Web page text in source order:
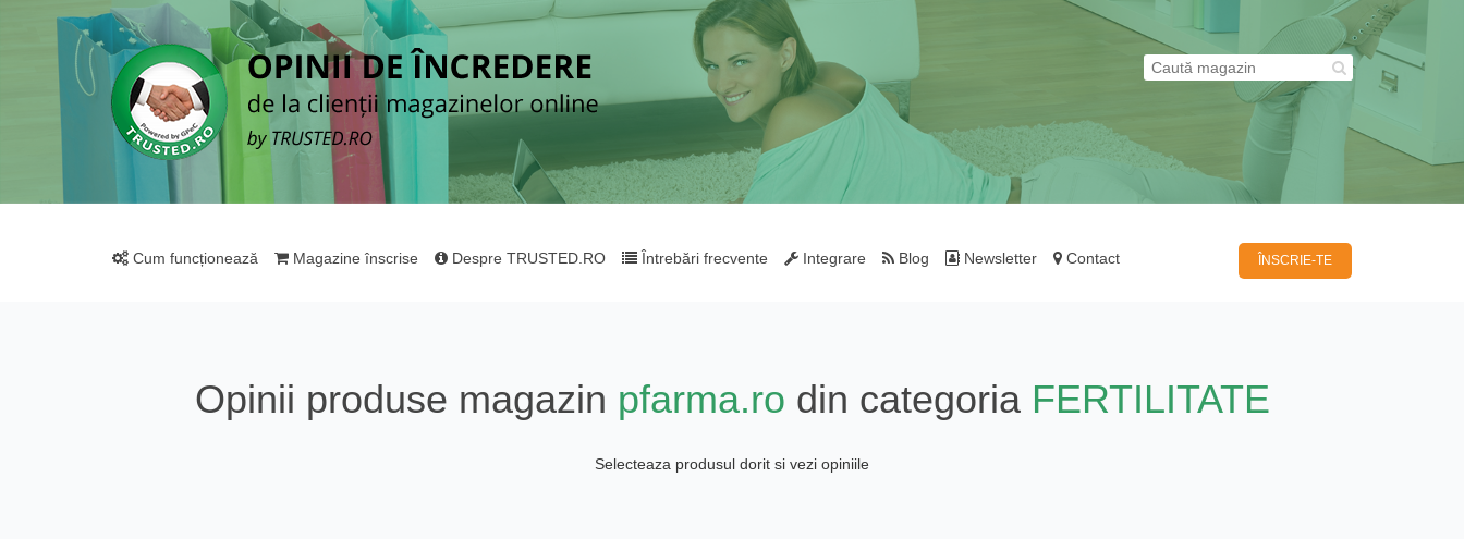
Cum funcționează Magazine înscrise Despre TRUSTED.RO Întrebări frecvente Integrare Blog Newsletter Contact ÎNSCRIE-TE
Opinii produse magazin pfarma.ro din categoria FERTILITATE
Selecteaza produsul dorit si vezi opiniile